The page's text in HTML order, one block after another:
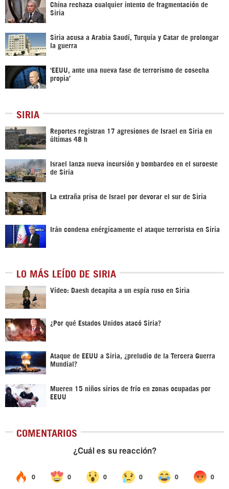
China rechaza cualquier intento de fragmentación de
Siria
Siria acusa a Arabia Saudí, Turquía y Catar de prolongar
la guerra
‘EEUU, ante una nueva fase de terrorismo de cosecha
propia’
SIRIA
Reportes registran 17 agresiones de Israel en Siria en
últimas 48 h
Israel lanza nueva incursión y bombardeo en el suroeste
de Siria
La extraña prisa de Israel por devorar el sur de Siria
Irán condena enérgicamente el ataque terrorista en Siria
LO MÁS LEÍDO DE SIRIA
Vídeo: Daesh decapita a un espía ruso en Siria
¿Por qué Estados Unidos atacó Siria?
Ataque de EEUU a Siria, ¿preludio de la Tercera Guerra
Mundial?
Mueren 15 niños sirios de frío en zonas ocupadas por
EEUU
COMENTARIOS